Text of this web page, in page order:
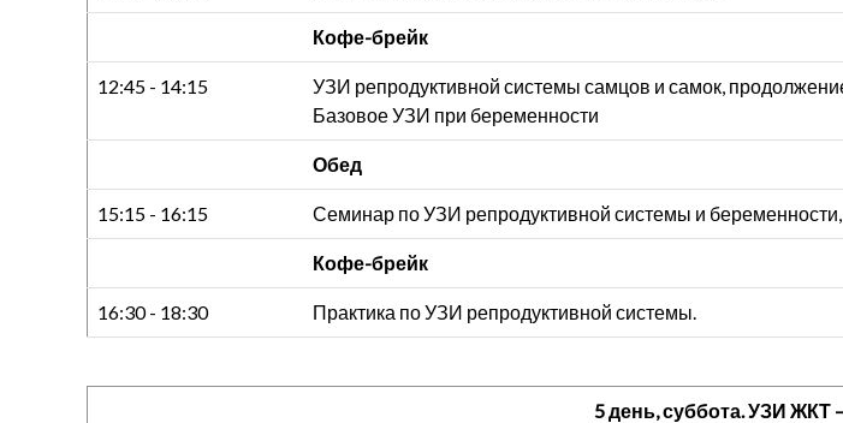
Кофе-брейк
12:45 - 14:15
УЗИ репродуктивной системы самцов и самок,
Базовое УЗИ при беременности
Обед
15:15 - 16:15 Семинар по УЗИ репродуктивной системы и
Кофе-брейк
16:30 - 18:30 Практика по УЗИ репродуктивной системы.
5 день, суббота. УЗИ ЖКТ